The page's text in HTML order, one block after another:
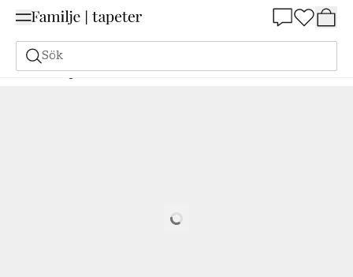
Sök
Målarfärg Beställ utifrån NCS Beställ utifrån NCS 3050-Y70R
Loading…